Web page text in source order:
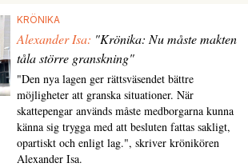
KRÖNIKA
Alexander Isa: "Krönika: Nu måste makten
tåla större granskning"
"Den nya lagen ger rättsväsendet bättre
möjligheter att granska situationer. När
skattepengar används måste medborgarna kunna
känna sig trygga med att besluten fattas sakligt,
opartiskt och enligt lag.", skriver krönikören
Alexander Isa.